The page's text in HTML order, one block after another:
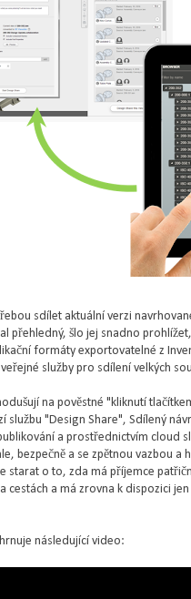
sdílet aktuální verzi
přehledný, šlo jej snadno
formáty exportovatelné z
služby pro sdílení velkých
na pověstné "kliknutí
službu "Design Share", Sdílený
a prostřednictvím cloud
bezpečně a se zpětnou vazbou a
starat o to, zda má příjemce
cestách a má zrovna k dispozici
následující video: